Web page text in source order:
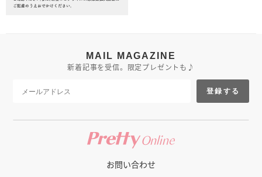
MAIL MAGAZINE
新着記事を受信。限定プレゼントも♪
登録する
お問い合わせ